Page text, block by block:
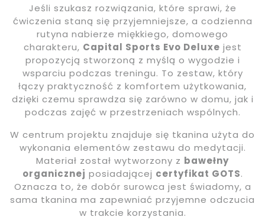
Jeśli szukasz rozwiązania, które sprawi, że
ćwiczenia staną się przyjemniejsze, a codzienna
rutyna nabierze miękkiego, domowego
charakteru, Capital Sports Evo Deluxe jest
propozycją stworzoną z myślą o wygodzie i
wsparciu podczas treningu. To zestaw, który
łączy praktyczność z komfortem użytkowania,
dzięki czemu sprawdza się zarówno w domu, jak i
podczas zajęć w przestrzeniach wspólnych.
W centrum projektu znajduje się tkanina użyta do
wykonania elementów zestawu do medytacji.
Materiał został wytworzony z bawełny
organicznej posiadającej certyfikat GOTS.
Oznacza to, że dobór surowca jest świadomy, a
sama tkanina ma zapewniać przyjemne odczucia
w trakcie korzystania.